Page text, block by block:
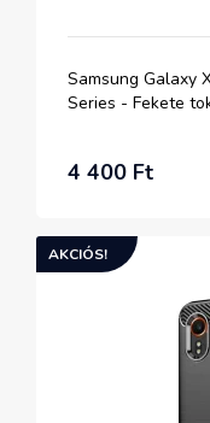
Samsung Galaxy
Series - Fekete
4 400 Ft
AKCIÓS!